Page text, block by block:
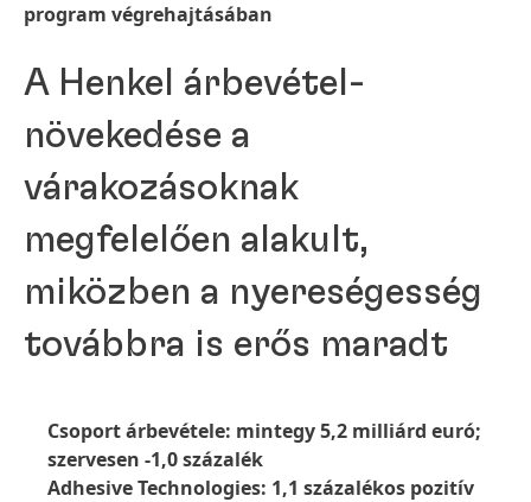
program végrehajtásában
A Henkel árbevétel-
növekedése a
várakozásoknak
megfelelően alakult,
miközben a nyereségesség
továbbra is erős maradt
Csoport árbevétele: mintegy 5,2 milliárd euró;
szervesen -1,0 százalék
Adhesive Technologies: 1,1 százalékos pozitív